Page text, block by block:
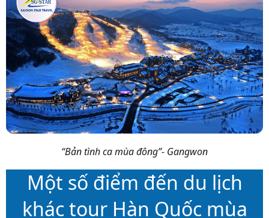
“Bản tình ca mùa đông”- Gangwon
Một số điểm đến du lịch
khác tour Hàn Quốc mùa